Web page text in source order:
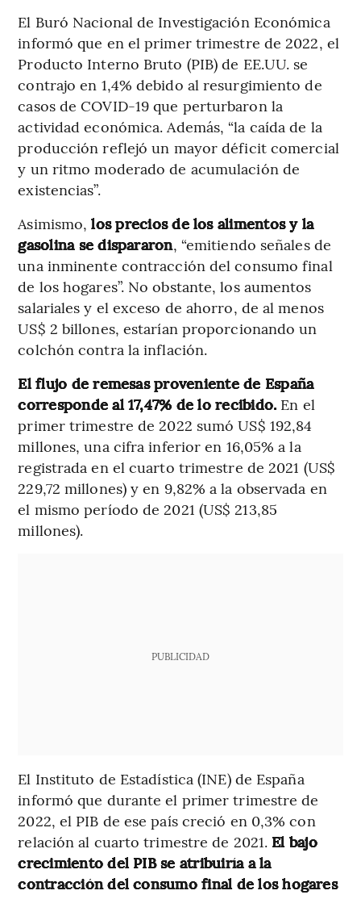
El Buró Nacional de Investigación Económica
informó que en el primer trimestre de 2022, el
Producto Interno Bruto (PIB) de EE.UU. se
contrajo en 1,4% debido al resurgimiento de
casos de COVID-19 que perturbaron la
actividad económica. Además, “la caída de la
producción reflejó un mayor déficit comercial
y un ritmo moderado de acumulación de
existencias”.
Asimismo,los precios de los alimentos y la
gasolina se dispararon, “emitiendo señales de
una inminente contracción del consumo final
de los hogares”. No obstante, los aumentos
salariales y el exceso de ahorro, de al menos
US$ 2 billones, estarían proporcionando un
colchón contra la inflación.
El flujo de remesas proveniente de España
corresponde al 17,47% de lo recibido. En el
primer trimestre de 2022 sumó US$ 192,84
millones, una cifra inferior en 16,05% a la
registrada en el cuarto trimestre de 2021 (US$
229,72 millones) y en 9,82% a la observada en
el mismo período de 2021 (US$ 213,85
millones).
PUBLICIDAD
El Instituto de Estadística (INE) de España
informó que durante el primer trimestre de
2022, el PIB de ese país creció en 0,3% con
relación al cuarto trimestre de 2021. El bajo
crecimiento del PIB se atribuiría a la
contracción del consumo final de los hogares